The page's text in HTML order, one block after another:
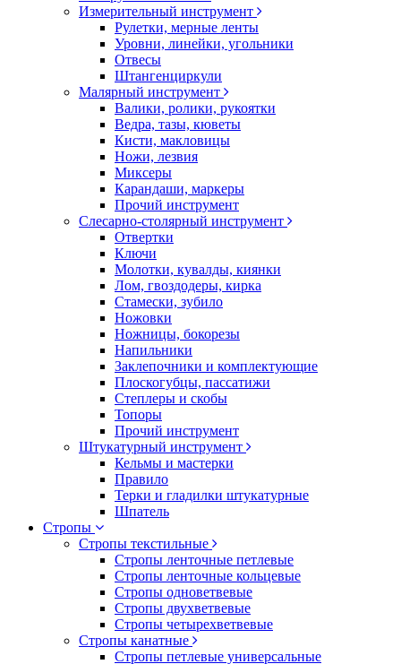
Измерительный инструмент
Рулетки, мерные ленты
Уровни, линейки, угольники
Отвесы
Штангенциркули
Малярный инструмент
Валики, ролики, рукоятки
Ведра, тазы, кюветы
Кисти, макловицы
Ножи, лезвия
Миксеры
Карандаши, маркеры
Прочий инструмент
Слесарно-столярный инструмент
Отвертки
Ключи
Молотки, кувалды, киянки
Лом, гвоздодеры, кирка
Стамески, зубило
Ножовки
Ножницы, бокорезы
Напильники
Заклепочники и комплектующие
Плоскогубцы, пассатижи
Степлеры и скобы
Топоры
Прочий инструмент
Штукатурный инструмент
Кельмы и мастерки
Правило
Терки и гладилки штукатурные
Шпатель
Стропы
Стропы текстильные
Стропы ленточные петлевые
Стропы ленточные кольцевые
Стропы одноветвевые
Стропы двухветвевые
Стропы четырехветвевые
Стропы канатные
Стропы петлевые универсальные